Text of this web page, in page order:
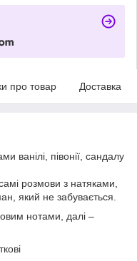
про товар Доставка
ванілі, півонії, сандалу
розмови з натяками,
який не забувається.
нотами, далі –